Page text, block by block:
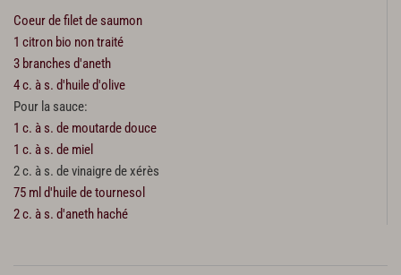
Coeur de filet de saumon
1 citron bio non traité
3 branches d'aneth
4 c. à s. d'huile d'olive
Pour la sauce:
1 c. à s. de moutarde douce
1 c. à s. de miel
2 c. à s. de vinaigre de xérès
75 ml d'huile de tournesol
2 c. à s. d'aneth haché